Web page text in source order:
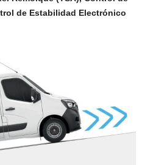
de Estabilidad Electrónico